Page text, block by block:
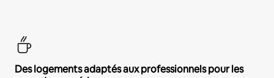
Des logements adaptés aux professionnels pour les